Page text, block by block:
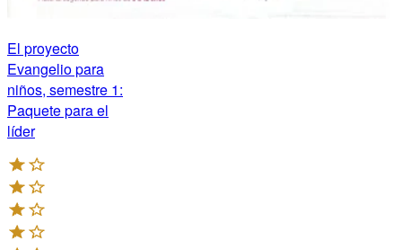
El proyecto
Evangelio para
niños, semestre 1:
Paquete para el
líder